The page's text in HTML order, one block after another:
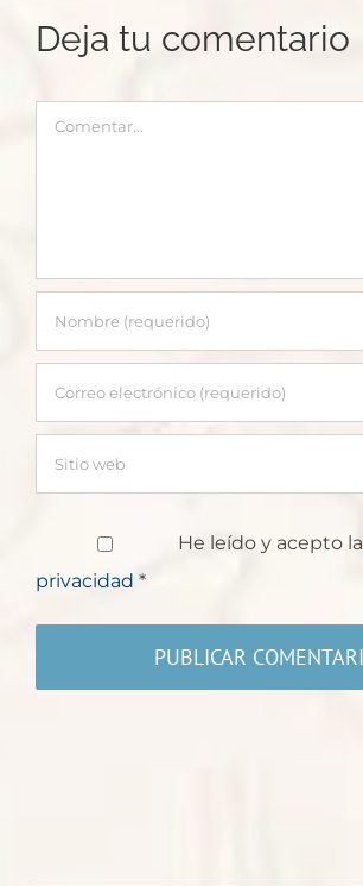
Deja tu comentario
Comentar
He leído y acepto la
privacidad *